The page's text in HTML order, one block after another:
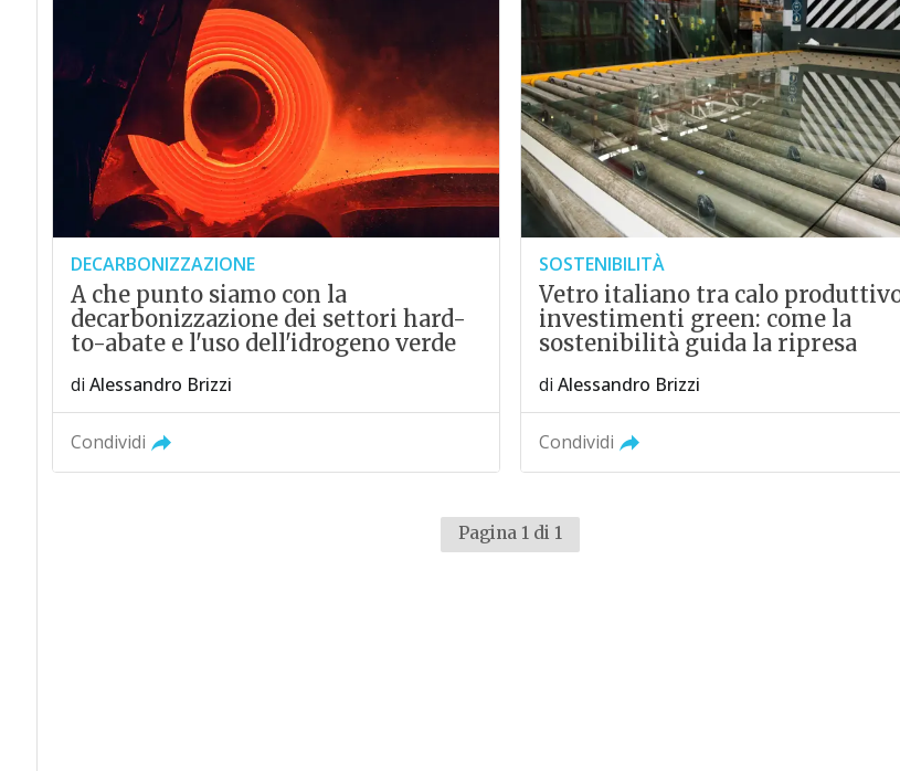
DECARBONIZZAZIONE
A che punto siamo con la
decarbonizzazione dei settori hard-
to-abate e l'uso dell'idrogeno verde
di Alessandro Brizzi
Condividi
SOSTENIBILITÀ
Vetro italiano tra calo
investimenti green: come la
sostenibilità guida la ripresa
diAlessandro Brizzi
Condividi
Pagina 1 di 1